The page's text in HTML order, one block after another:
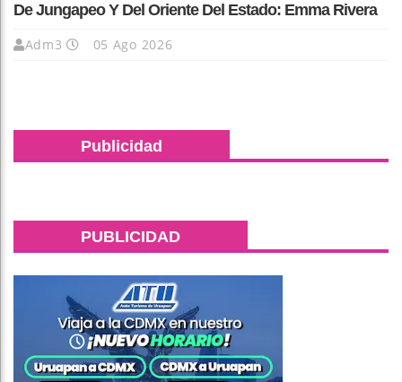
De Jungapeo Y Del Oriente Del Estado: Emma Rivera
Adm3 05 Ago 2026
Publicidad
PUBLICIDAD